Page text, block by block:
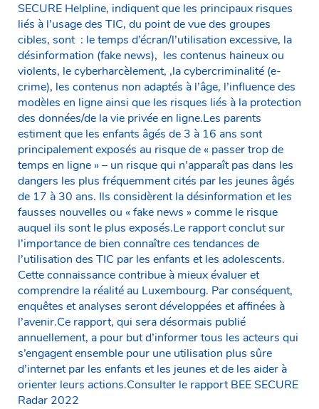
SECURE Helpline, indiquent que les principaux risques
liés à l’usage des TIC, du point de vue des groupes
cibles, sont : le temps d’écran/l’utilisation excessive, la
désinformation (fake news), les contenus haineux ou
violents, le cyberharcèlement, ,la cybercriminalité (e-
crime), les contenus non adaptés à l’âge, l’influence des
modèles en ligne ainsi que les risques liés à la protection
des données/de la vie privée en ligne.Les parents
estiment que les enfants âgés de 3 à 16 ans sont
principalement exposés au risque de « passer trop de
temps en ligne » – un risque qui n’apparaît pas dans les
dangers les plus fréquemment cités par les jeunes âgés
de 17 à 30 ans. Ils considèrent la désinformation et les
fausses nouvelles ou « fake news » comme le risque
auquel ils sont le plus exposés.Le rapport conclut sur
l’importance de bien connaître ces tendances de
l’utilisation des TIC par les enfants et les adolescents.
Cette connaissance contribue à mieux évaluer et
comprendre la réalité au Luxembourg. Par conséquent,
enquêtes et analyses seront développées et affinées à
l’avenir.Ce rapport, qui sera désormais publié
annuellement, a pour but d’informer tous les acteurs qui
s’engagent ensemble pour une utilisation plus sûre
d’internet par les enfants et les jeunes et de les aider à
orienter leurs actions.Consulter le rapport BEE SECURE
Radar 2022